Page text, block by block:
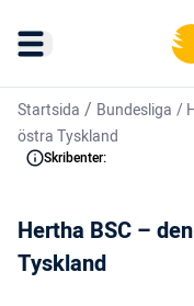
Startsida / Bundesliga /
östra Tyskland
Skribenter:
Hertha BSC –
Tyskland